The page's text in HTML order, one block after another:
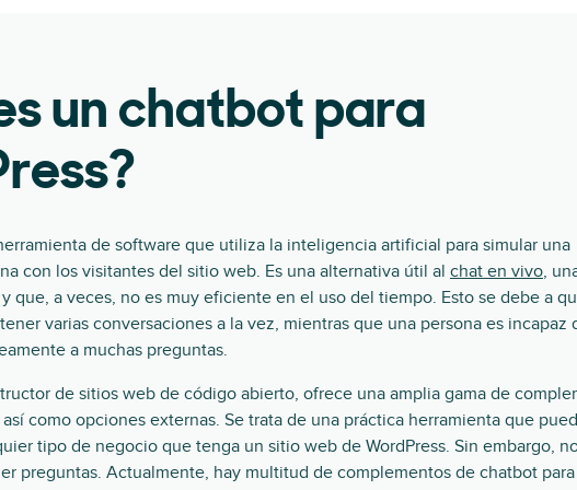
un chatbot para
de software que utiliza la inteligencia artificial para simular una
con los visitantes del sitio web. Es una alternativa útil al chat en vivo,
que, a veces, no es muy eficiente en el uso del tiempo. Esto se debe a
varias conversaciones a la vez, mientras que una persona es incapaz
a muchas preguntas.
de sitios web de código abierto, ofrece una amplia gama de
como opciones externas. Se trata de una práctica herramienta que
tipo de negocio que tenga un sitio web de WordPress. Sin embargo,
preguntas. Actualmente, hay multitud de complementos de chatbot para